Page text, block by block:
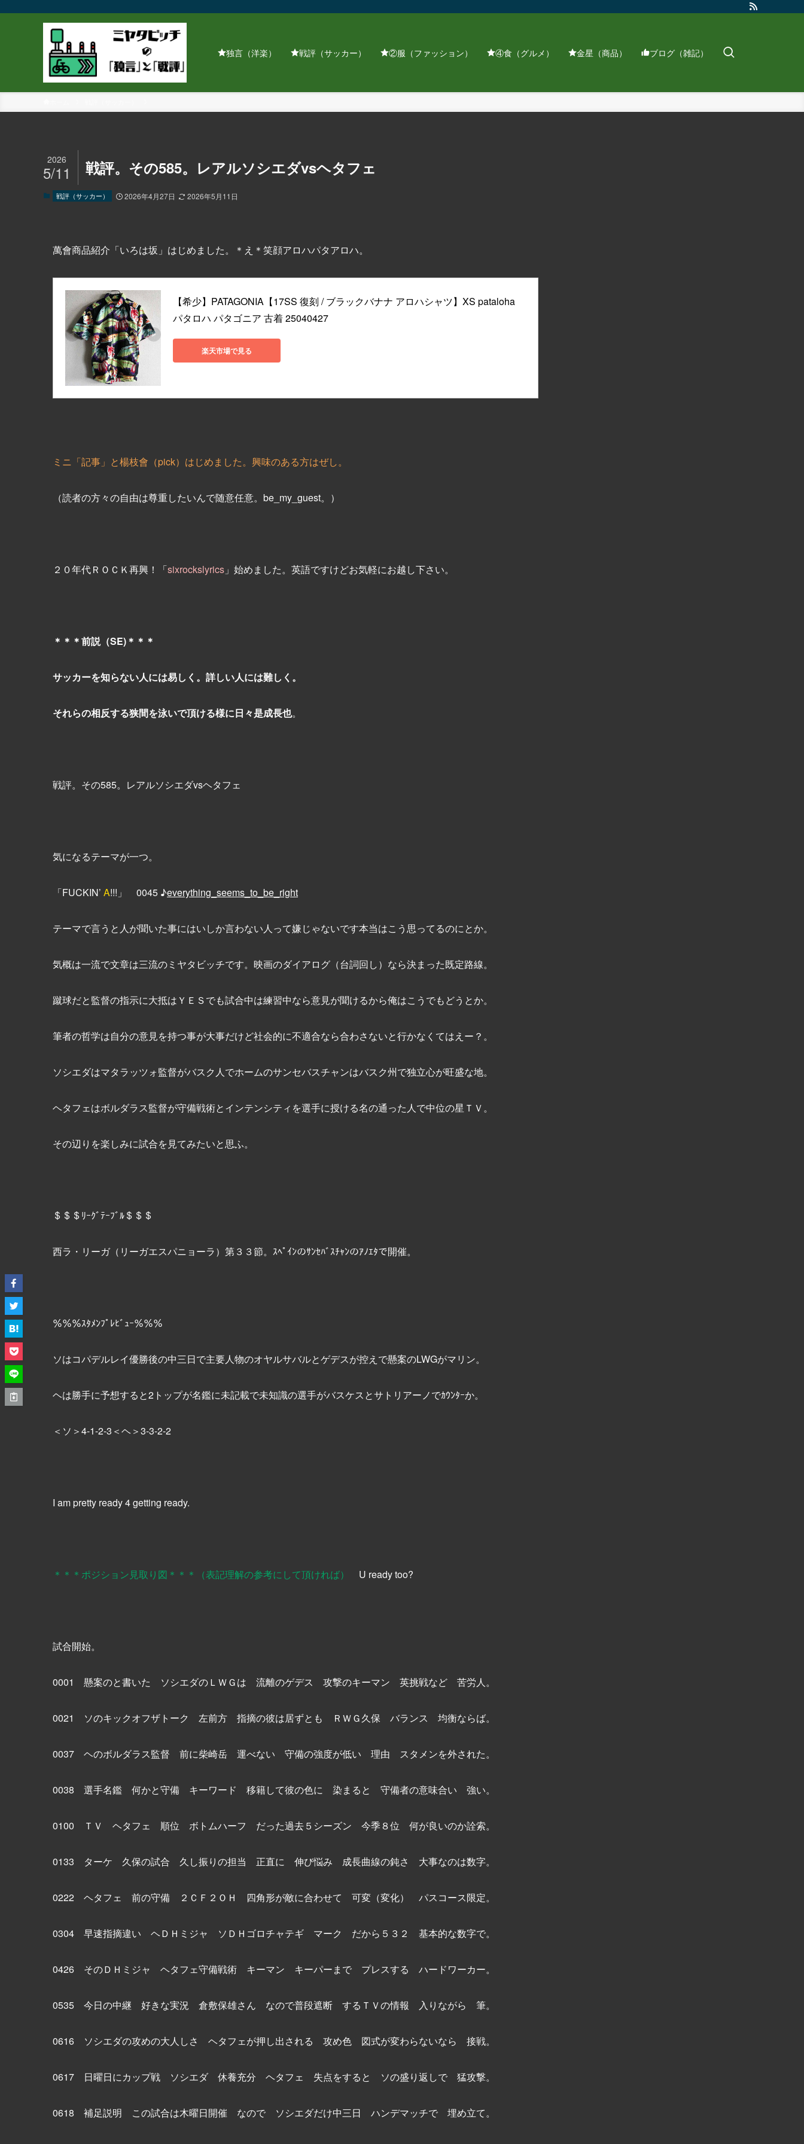
独言（洋楽） 戦評（サッカー） ②服（ファッション） ④食（グルメ） 金星（商品） ブログ（雑記）
戦評。その585。レアルソシエダvsヘタフェ
2026
5/11
戦評（サッカー） 2026年4月27日 2026年5月11日
萬會商品紹介「いろは坂」はじめました。＊え＊笑顔アロハパタアロハ。
【希少】PATAGONIA【17SS 復刻 / ブラックバナナ アロハシャツ】XS pataloha
パタロハ パタゴニア 古着 25040427
楽天市場で見る
ミニ「記事」と楊枝會（pick）はじめました。興味のある方はぜし。
（読者の方々の自由は尊重したいんで随意任意。be_my_guest。）
２０年代ＲＯＣＫ再興！「sixrockslyrics 」始めました。英語ですけどお気軽にお越し下さい。
＊＊＊前説（SE)＊＊＊
サッカーを知らない人には易しく。詳しい人には難しく。
それらの相反する狭間を泳いで頂ける様に日々是成長也。
戦評。その585。レアルソシエダvsヘタフェ
気になるテーマが一つ。
「FUCKIN’ A!!!」 0045 ♪everything_seems_to_be_right
テーマで言うと人が聞いた事にはいしか言わない人って嫌じゃないです本当はこう思ってるのにとか。
気概は一流で文章は三流のミヤタビッチです。映画のダイアログ（台詞回し）なら決まった既定路線。
蹴球だと監督の指示に大抵はＹＥＳでも試合中は練習中なら意見が聞けるから俺はこうでもどうとか。
筆者の哲学は自分の意見を持つ事が大事だけど社会的に不適合なら合わさないと行かなくてはえー？。
ソシエダはマタラッツォ監督がバスク人でホームのサンセバスチャンはバスク州で独立心が旺盛な地。
ヘタフェはボルダラス監督が守備戦術とインテンシティを選手に授ける名の通った人で中位の星ＴＶ。
その辺りを楽しみに試合を見てみたいと思ふ。
＄＄＄ﾘｰｸﾞﾃｰﾌﾞﾙ＄＄＄
西ラ・リーガ（リーガエスパニョーラ）第３３節。ｽﾍﾟｲﾝのｻﾝｾﾊﾞｽﾁｬﾝのｱﾉｴﾀで開催。
％％％ｽﾀﾒﾝﾌﾟﾚﾋﾞｭｰ％％％
ソはコパデルレイ優勝後の中三日で主要人物のオヤルサバルとゲデスが控えで懸案のLWGがマリン。
ヘは勝手に予想すると2トップが名鑑に未記載で未知識の選手がバスケスとサトリアーノでｶｳﾝﾀｰか。
＜ソ＞4-1-2-3＜ヘ＞3-3-2-2
I am pretty ready 4 getting ready.
＊＊＊ポジション見取り図＊＊＊（表記理解の参考にして頂ければ） U ready too?
試合開始。
0001 懸案のと書いた ソシエダのＬＷＧは 流離のゲデス 攻撃のキーマン 英挑戦など 苦労人。
0021 ソのキックオフザトーク 左前方 指摘の彼は居ずとも ＲＷＧ久保 バランス 均衡ならば。
0037 ヘのボルダラス監督 前に柴崎岳 運べない 守備の強度が低い 理由 スタメンを外された。
0038 選手名鑑 何かと守備 キーワード 移籍して彼の色に 染まると 守備者の意味合い 強い。
0100 ＴＶ ヘタフェ 順位 ボトムハーフ だった過去５シーズン 今季８位 何が良いのか詮索。
0133 ターケ 久保の試合 久し振りの担当 正直に 伸び悩み 成長曲線の鈍さ 大事なのは数字。
0222 ヘタフェ 前の守備 ２ＣＦ２ＯＨ 四角形が敵に合わせて 可変（変化） パスコース限定。
0304 早速指摘違い ヘＤＨミジャ ソＤＨゴロチャテギ マーク だから５３２ 基本的な数字で。
0426 そのＤＨミジャ ヘタフェ守備戦術 キーマン キーパーまで プレスする ハードワーカー。
0535 今日の中継 好きな実況 倉敷保雄さん なので普段遮断 するＴＶの情報 入りながら 筆。
0616 ソシエダの攻めの大人しさ ヘタフェが押し出される 攻め色 図式が変わらないなら 接戦。
0617 日曜日にカップ戦 ソシエダ 休養充分 ヘタフェ 失点をすると ソの盛り返しで 猛攻撃。
0618 補足説明 この試合は木曜日開催 なので ソシエダだけ中三日 ハンデマッチで 埋め立て。